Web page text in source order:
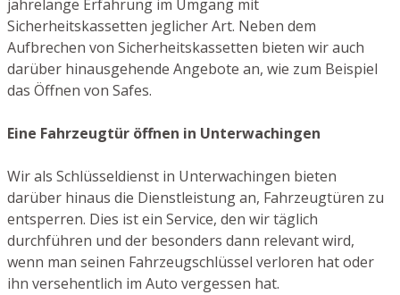
jahrelange Erfahrung im Umgang mit
Sicherheitskassetten jeglicher Art. Neben dem
Aufbrechen von Sicherheitskassetten bieten wir auch
darüber hinausgehende Angebote an, wie zum Beispiel
das Öffnen von Safes.
Eine Fahrzeugtür öffnen in Unterwachingen
Wir als Schlüsseldienst in Unterwachingen bieten
darüber hinaus die Dienstleistung an, Fahrzeugtüren zu
entsperren. Dies ist ein Service, den wir täglich
durchführen und der besonders dann relevant wird,
wenn man seinen Fahrzeugschlüssel verloren hat oder
ihn versehentlich im Auto vergessen hat.